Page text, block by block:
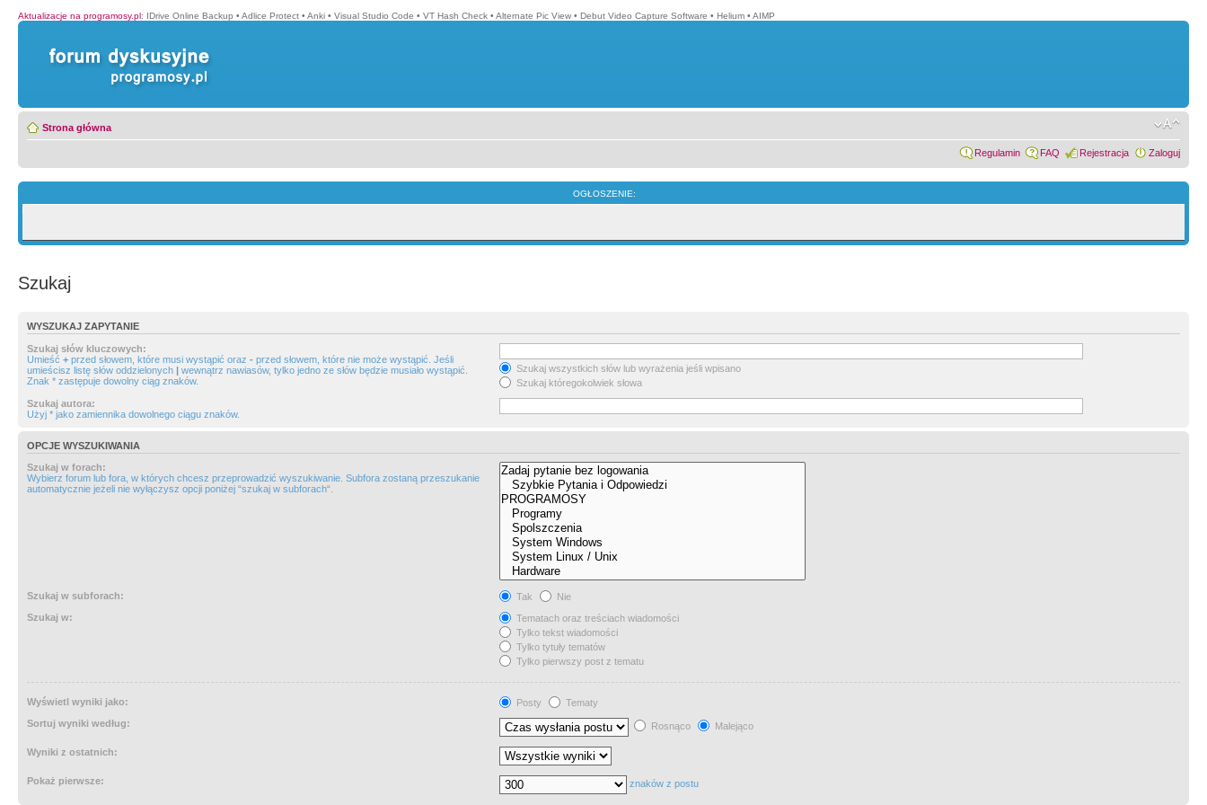
Aktualizacje na programosy.pl: IDrive Online Backup • Adlice Protect • Anki • Visual Studio Code • VT Hash Check • Alternate Pic View • Debut Video Capture Software • Helium • AIMP
Strona główna
Regulamin FAQ Rejestracja Zaloguj
OGŁOSZENIE:
Szukaj
WYSZUKAJ ZAPYTANIE
Szukaj słów kluczowych:
Umieść + przed słowem, które musi wystąpić oraz - przed słowem, które nie może wystąpić. Jeśli
umieścisz listę słów oddzielonych | wewnątrz nawiasów, tylko jedno ze słów będzie musiało wystąpić.
Znak * zastępuje dowolny ciąg znaków.
Szukaj wszystkich słów lub wyrażenia jeśli wpisano
Szukaj któregokolwiek słowa
Szukaj autora:
Użyj * jako zamiennika dowolnego ciągu znaków.
OPCJE WYSZUKIWANIA
Szukaj w forach:
Wybierz forum lub fora, w których chcesz przeprowadzić wyszukiwanie. Subfora zostaną przeszukanie
automatycznie jeżeli nie wyłączysz opcji poniżej “szukaj w subforach“.
Szukaj w subforach: Tak
Nie
Szukaj w:
Tematach oraz treściach wiadomości
Tylko tekst wiadomości
Tylko tytuły tematów
Tylko pierwszy post z tematu
Wyświetl wyniki jako: Posty
Tematy
Sortuj wyniki według:
Rosnąco Malejąco
Wyniki z ostatnich:
Pokaż pierwsze: znaków z postu